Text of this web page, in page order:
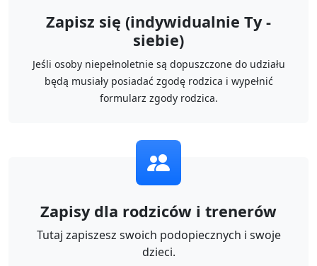
Zapisz się (indywidualnie Ty -
siebie)
Jeśli osoby niepełnoletnie są dopuszczone do udziału
będą musiały posiadać zgodę rodzica i wypełnić
formularz zgody rodzica.
Zapisy dla rodziców i trenerów
Tutaj zapiszesz swoich podopiecznych i swoje
dzieci.